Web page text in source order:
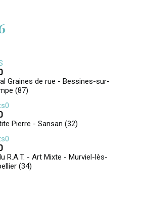
Graines de rue - Bessines-sur-
(87)
Pierre - Sansan (32)
R.A.T. - Art Mixte - Murviel-lès-
(34)